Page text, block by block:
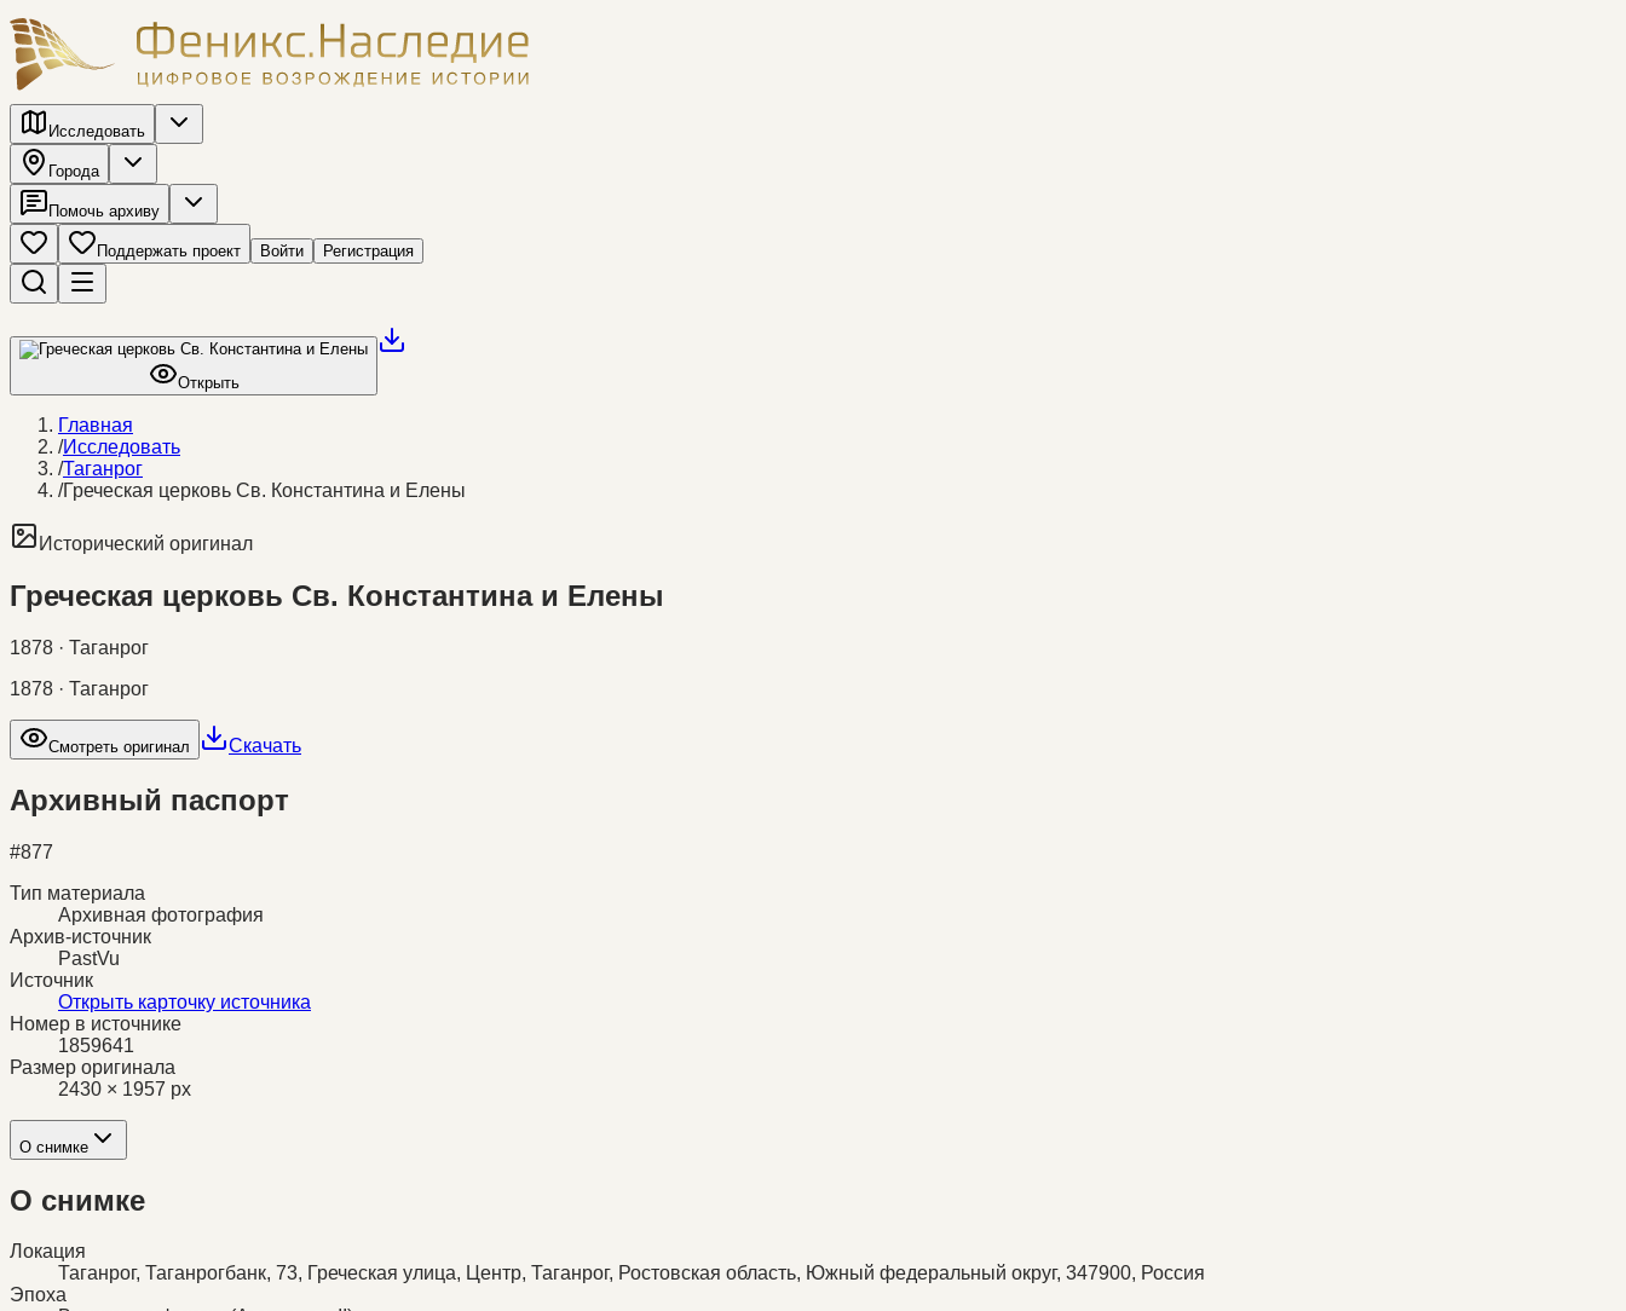
Исследовать
Города
Помочь архиву
Поддержать проект Войти Регистрация
Открыть
Главная
/Исследовать
/Таганрог
/Греческая церковь Св. Константина и Елены
Исторический оригинал
Греческая церковь Св. Константина и Елены
1878 · Таганрог
1878 · Таганрог
Смотреть оригинал Скачать
Архивный паспорт
#877
Тип материала
Архивная фотография
Архив-источник
PastVu
Источник
Открыть карточку источника
Номер в источнике
1859641
Размер оригинала
2430 × 1957 px
О снимке
О снимке
Локация
Таганрог, Таганрогбанк, 73, Греческая улица, Центр, Таганрог, Ростовская область, Южный федеральный округ, 347900, Россия
Эпоха